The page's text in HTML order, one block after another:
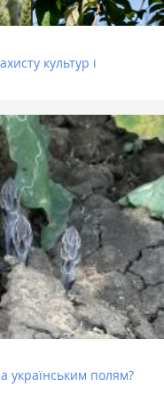
культур і
українським полям?